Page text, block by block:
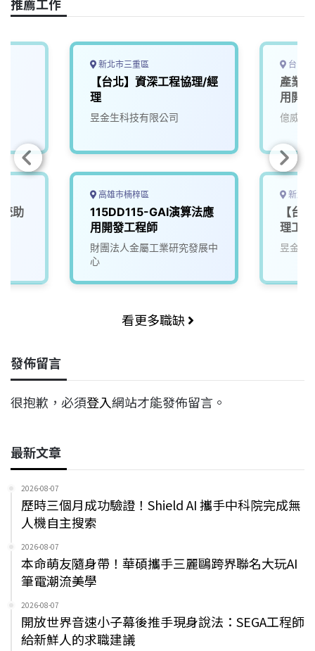
b
o
a
s
e
I
n
L
n
推薦工作
助
新北市三重區
【台北】資深工程協理/經
理
昱金生科技有限公司
高雄市楠梓區
115DD115-GAI演算法應
用開發工程師
財團法人金屬工業研究發展中
心
台中
產業
用開
億威電
新北
【台
理工
昱金生
看更多職缺
發佈留言
很抱歉，必須登入網站才能發佈留言。
最新文章
2026-08-07
歷時三個月成功驗證！Shield AI 攜手中科院完成無
人機自主搜索
2026-08-07
本命萌友隨身帶！華碩攜手三麗鷗跨界聯名大玩AI
筆電潮流美學
2026-08-07
開放世界音速小子幕後推手現身說法：SEGA工程師
給新鮮人的求職建議